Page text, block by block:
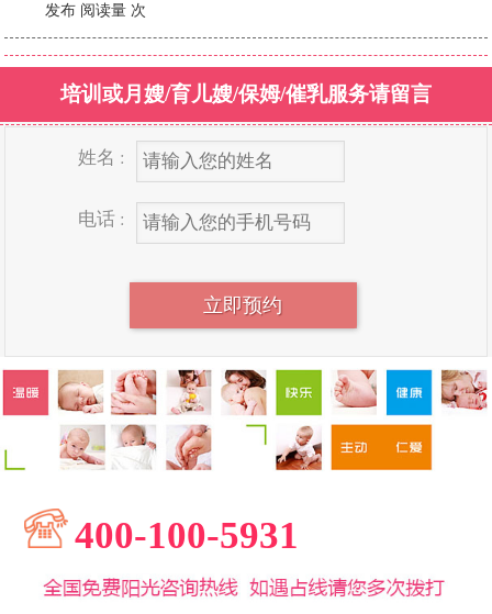
发布 阅读量 次
培训或月嫂/育儿嫂/保姆/催乳服务请留言
姓名 :
电话 :
400-100-5931